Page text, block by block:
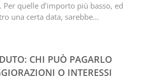
quelle d’importo più basso, ed
una certa data, sarebbe...
CHI PUÒ PAGARLO
O INTERESSI